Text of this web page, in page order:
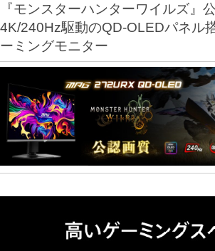
『モンスターハンターワイルズ』
4K/240Hz駆動のQD-OLEDパネル
ーミングモニター